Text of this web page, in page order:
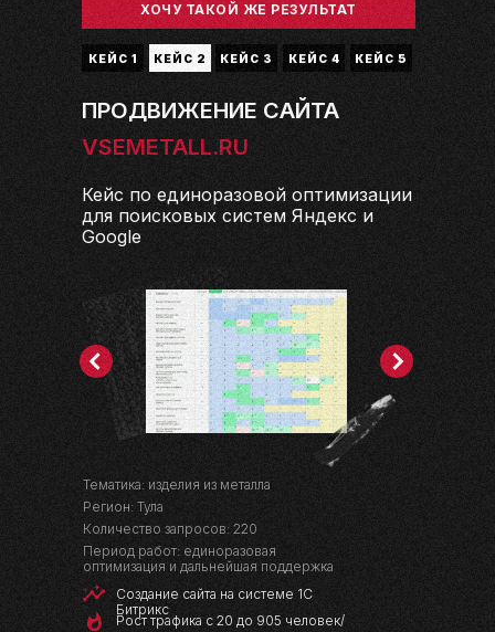
ХОЧУ ТАКОЙ ЖЕ РЕЗУЛЬТАТ
КЕЙС 1 КЕЙС 2 КЕЙС 3 КЕЙС 4 КЕЙС 5
ПРОДВИЖЕНИЕ САЙТА
Кейс по единоразовой оптимизации
для поисковых систем Яндекс и
Google
Тематика: изделия из металла
Регион: Тула
Количество запросов: 220
Период работ: единоразовая
оптимизация и дальнейшая поддержка
Создание сайта на системе 1С
Битрикс
Рост трафика с 20 до 905 человек/
VSEMETALL.RU